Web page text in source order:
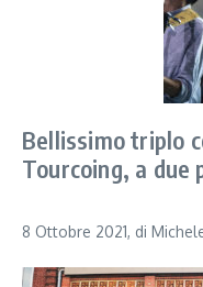
Bellissimo triplo
Tourcoing, a due
8 Ottobre 2021, di